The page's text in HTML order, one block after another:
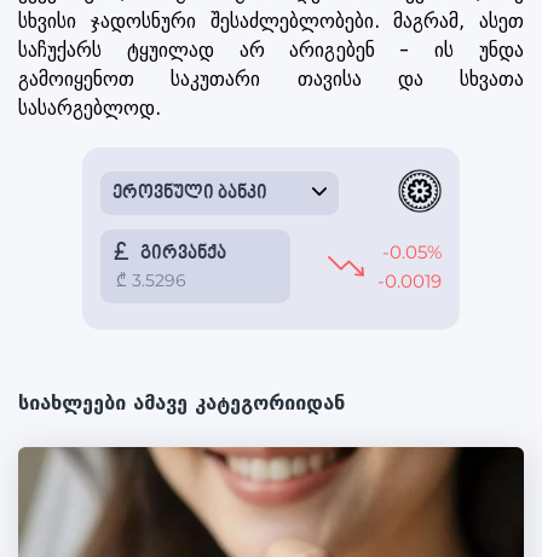
სხვისი ჯადოსნური შესაძლებლობები. მაგრამ, ასეთ
საჩუქარს ტყუილად არ არიგებენ - ის უნდა
გამოიყენოთ საკუთარი თავისა და სხვათა
სასარგებლოდ.
სიახლეები ამავე კატეგორიიდან